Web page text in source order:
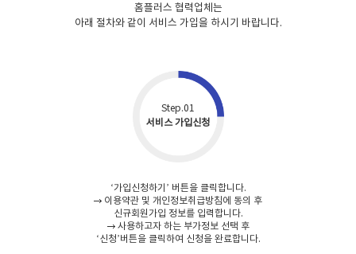
홈플러스 협력업체는
아래 절차와 같이 서비스 가입을 하시기 바랍니다.
Step.01
서비스 가입신청
‘가입신청하기’ 버튼을 클릭합니다.
이용약관 및 개인정보취급방침에 동의 후
신규회원가입 정보를 입력합니다.
사용하고자 하는 부가정보 선택 후
‘신청’버튼을 클릭하여 신청을 완료합니다.